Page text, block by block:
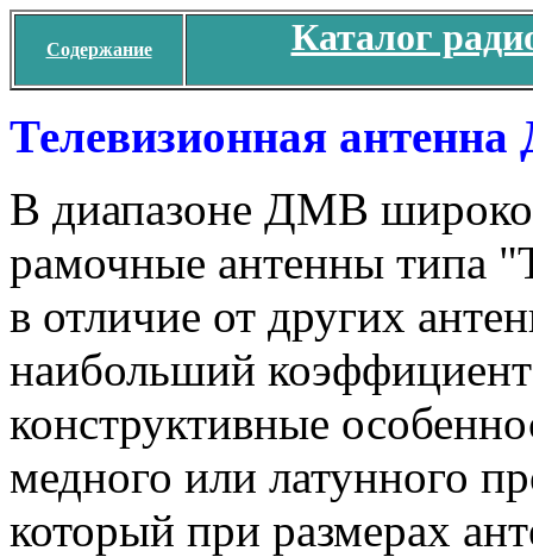
Содержание Каталог
Телевизионная
В диапазоне ДМВ
рамочные антенны типа
в отличие от других
наибольший
конструктивные
медного или латунного
который при размерах